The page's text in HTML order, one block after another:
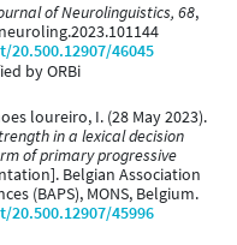
of Neurolinguistics, 68,
46045
by ORBi
loureiro, I. (28 May 2023).
in a lexical decision
of primary progressive
Belgian Association
(BAPS), MONS, Belgium.
45996